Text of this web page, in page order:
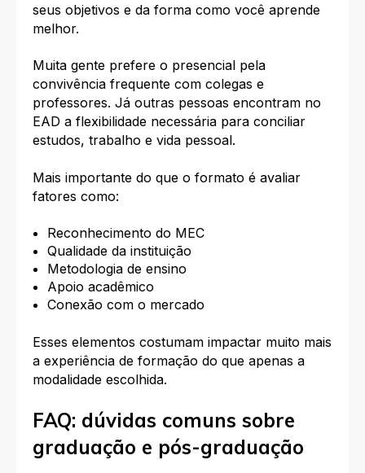
seus objetivos e da forma como você aprende
melhor.
Muita gente prefere o presencial pela
convivência frequente com colegas e
professores. Já outras pessoas encontram no
EAD a flexibilidade necessária para conciliar
estudos, trabalho e vida pessoal.
Mais importante do que o formato é avaliar
fatores como:
Reconhecimento do MEC
Qualidade da instituição
Metodologia de ensino
Apoio acadêmico
Conexão com o mercado
Esses elementos costumam impactar muito mais
a experiência de formação do que apenas a
modalidade escolhida.
FAQ: dúvidas comuns sobre
graduação e pós-graduação